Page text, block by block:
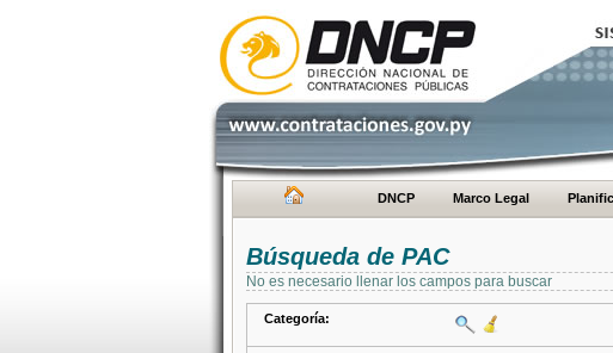
DNCP Marco Legal
Búsqueda de PAC
No es necesario llenar los campos para buscar
Categoría: